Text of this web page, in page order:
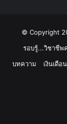
© Copyright
รอบรู้...วิชาชีพ
บทความ
เงินเดือน